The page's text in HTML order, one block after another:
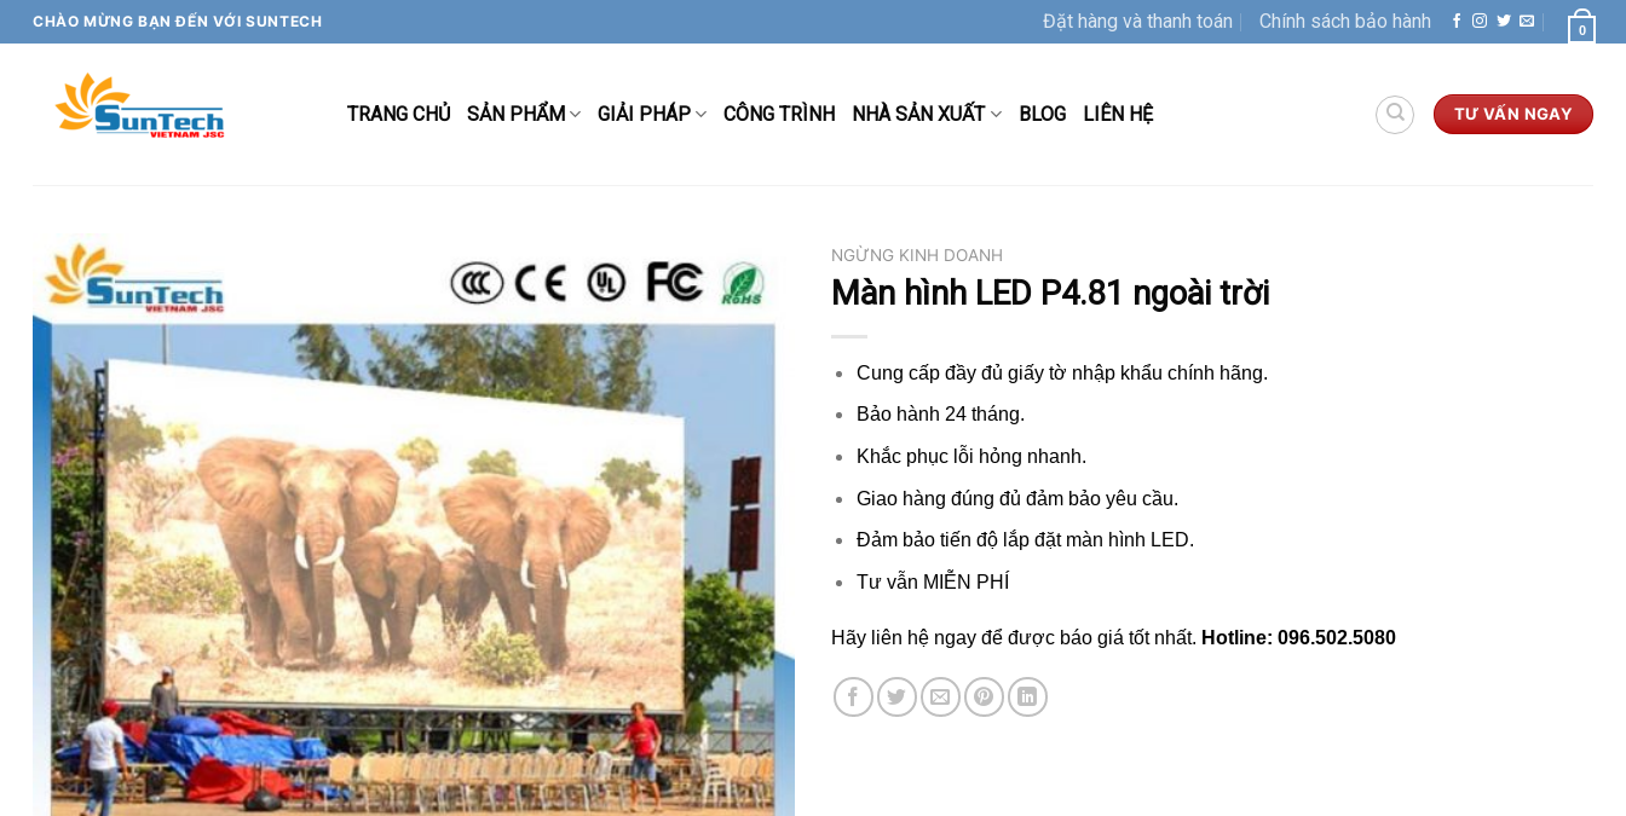
Skip
to
CHÀO MỪNG BẠN ĐẾN VỚI SUNTECH Đặt hàng và thanh toán Chính sách bảo hành 0
TRANG CHỦ SẢN PHẨM GIẢI PHÁP CÔNG TRÌNH NHÀ SẢN XUẤT BLOG LIÊN HỆ TƯ VẤN NGAY
NGỪNG KINH DOANH
Màn hình LED P4.81 ngoài trời
Cung cấp đầy đủ giấy tờ nhập khẩu chính hãng.
Bảo hành 24 tháng.
Khắc phục lỗi hỏng nhanh.
Giao hàng đúng đủ đảm bảo yêu cầu.
Đảm bảo tiến độ lắp đặt màn hình LED.
Tư vẫn MIỄN PHÍ
Hãy liên hệ ngay để được báo giá tốt nhất. Hotline: 096.502.5080